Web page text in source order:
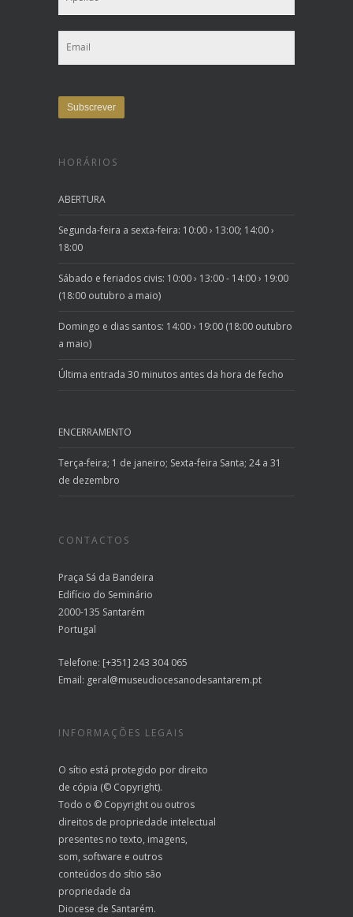
HORÁRIOS
ABERTURA
Segunda-feira a sexta-feira: 10:00 › 13:00; 14:00 ›
18:00
Sábado e feriados civis: 10:00 › 13:00 - 14:00 › 19:00
(18:00 outubro a maio)
Domingo e dias santos: 14:00 › 19:00 (18:00 outubro
a maio)
Última entrada 30 minutos antes da hora de fecho
ENCERRAMENTO
Terça-feira; 1 de janeiro; Sexta-feira Santa; 24 a 31
de dezembro
CONTACTOS
Praça Sá da Bandeira
Edifício do Seminário
2000-135 Santarém
Portugal
Telefone: [+351] 243 304 065
Email: geral@museudiocesanodesantarem.pt
INFORMAÇÕES LEGAIS
O sítio está protegido por direito
de cópia (© Copyright).
Todo o © Copyright ou outros
direitos de propriedade intelectual
presentes no texto, imagens,
som, software e outros
conteúdos do sítio são
propriedade da
Diocese de Santarém.